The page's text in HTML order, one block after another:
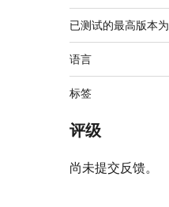
已测试的最高版本为
语言
标签
评级
尚未提交反馈。